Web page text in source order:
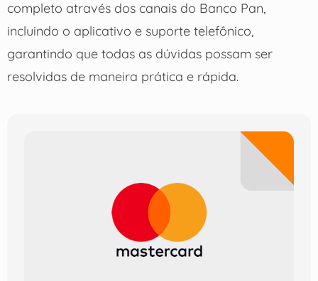
completo através dos canais do Banco Pan,
incluindo o aplicativo e suporte telefônico,
garantindo que todas as dúvidas possam ser
resolvidas de maneira prática e rápida.